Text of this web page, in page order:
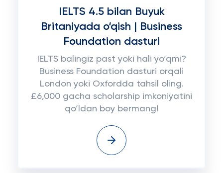
IELTS 4.5 bilan Buyuk
Britaniyada o‘qish | Business
Foundation dasturi
IELTS balingiz past yoki hali yo‘qmi?
Business Foundation dasturi orqali
London yoki Oxfordda tahsil oling.
£6,000 gacha scholarship imkoniyatini
qo‘ldan boy bermang!